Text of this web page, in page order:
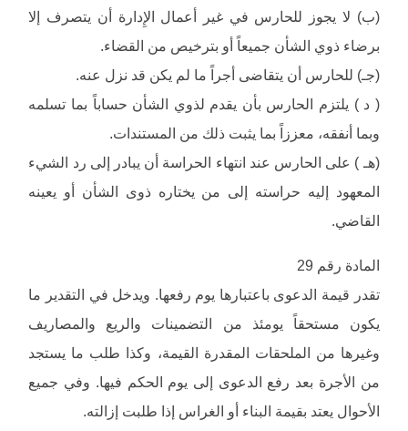
(ب) لا يجوز للحارس في غير أعمال الإِدارة أن يتصرف إلا
برضاء ذوي الشأن جميعاً أو بترخيص من القضاء.
(جـ) للحارس أن يتقاضى أجراً ما لم يكن قد نزل عنه.
( د ) يلتزم الحارس بأن يقدم لذوي الشأن حساباً بما تسلمه
وبما أنفقه، معززاً بما يثبت ذلك من المستندات.
(هـ ) على الحارس عند انتهاء الحراسة أن يبادر إلى رد الشيء
المعهود إليه حراسته إلى من يختاره ذوى الشأن أو يعينه
القاضي.
المادة رقم 29
تقدر قيمة الدعوى باعتبارها يوم رفعها. ويدخل في التقدير ما
يكون مستحقاً يومئذ من التضمينات والريع والمصاريف
وغيرها من الملحقات المقدرة القيمة، وكذا طلب ما يستجد
من الأجرة بعد رفع الدعوى إلى يوم الحكم فيها. وفي جميع
الأحوال يعتد بقيمة البناء أو الغراس إذا طلبت إزالته.